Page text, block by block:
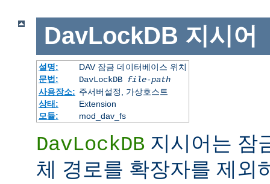
DavLockDB 지시어
설명:
DAV 잠금 데이터베이스 위치
문법:
DavLockDB file-path
사용장소: 주서버설정, 가상호스트
상태:
Extension
모듈:
mod_dav_fs
DavLockDB 지시어는 잠
체 경로를 확장자를 제외